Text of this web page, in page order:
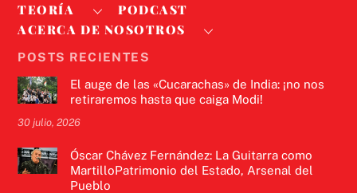
TEORÍA
PODCAST
ACERCA DE NOSOTROS
POSTS RECIENTES
El auge de las «Cucarachas» de India: ¡no nos
retiraremos hasta que caiga Modi!
30 julio, 2026
Óscar Chávez Fernández: La Guitarra como
MartilloPatrimonio del Estado, Arsenal del
Pueblo